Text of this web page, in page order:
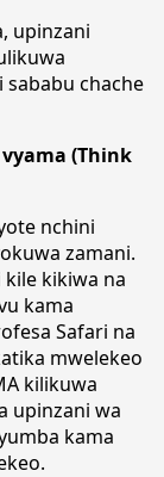
upinzani
chache
(Think
nchini
zamani.
kile kikiwa na
kama
Safari na
mwelekeo
kilikuwa
upinzani wa
kama